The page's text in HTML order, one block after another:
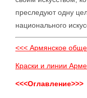
преследуют одну
национального
<<< Армянское
Краски и линии
<<<Оглавление>>>